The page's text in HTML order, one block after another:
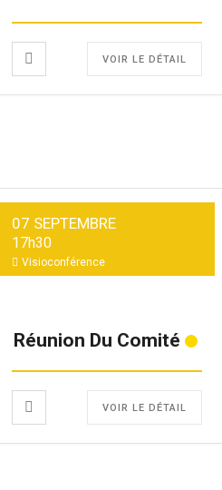
VOIR LE DÉTAIL
07 SEPTEMBRE
17h30
Visioconférence
Réunion Du Comité
VOIR LE DÉTAIL